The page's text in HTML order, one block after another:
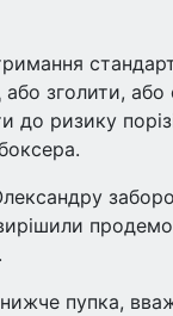
або зголити,
ризику
пупка,